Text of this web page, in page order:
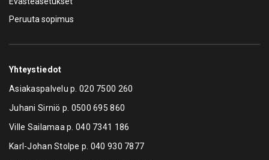
Peruuta sopimus
Yhteystiedot
Asiakaspalvelu p.020 7500 260
Juhani Sirniö p. 0500 695 860
Ville Sailamaa p.040 7341 186
Karl-Johan Stolpe p. 040 930 7877